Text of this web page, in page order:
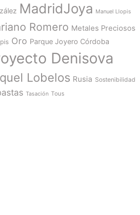
MadridJoya Manuel Llopis
Romero Metales Preciosos
Oro Parque Joyero Córdoba
Denisova
Lobelos Rusia Sostenibilidad
Tasación Tous